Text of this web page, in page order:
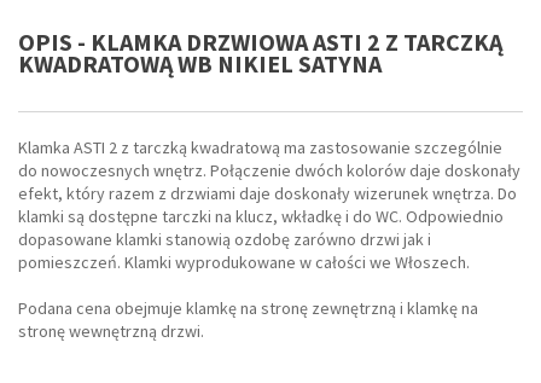
OPIS - KLAMKA DRZWIOWA ASTI 2 Z TARCZKĄ
KWADRATOWĄ WB NIKIEL SATYNA
Klamka ASTI 2 z tarczką kwadratową ma zastosowanie szczególnie
do nowoczesnych wnętrz. Połączenie dwóch kolorów daje doskonały
efekt, który razem z drzwiami daje doskonały wizerunek wnętrza. Do
klamki są dostępne tarczki na klucz, wkładkę i do WC. Odpowiednio
dopasowane klamki stanowią ozdobę zarówno drzwi jak i
pomieszczeń. Klamki wyprodukowane w całości we Włoszech.
Podana cena obejmuje klamkę na stronę zewnętrzną i klamkę na
stronę wewnętrzną drzwi.